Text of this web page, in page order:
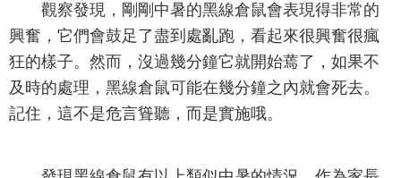
觀察發現，剛剛中暑的黑線倉鼠會表現得非常的
興奮，它們會鼓足了盡到處亂跑，看起來很興奮很瘋
狂的樣子。然而，沒過幾分鐘它就開始蔫了，如果不
及時的處理，黑線倉鼠可能在幾分鐘之內就會死去。
記住，這不是危言聳聽，而是實施哦。